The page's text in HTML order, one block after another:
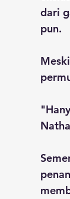
dari
pun.